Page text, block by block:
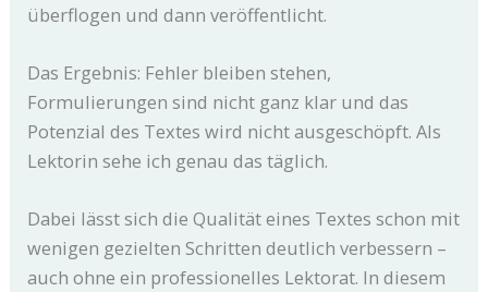
überflogen und dann veröffentlicht.
Das Ergebnis: Fehler bleiben stehen,
Formulierungen sind nicht ganz klar und das
Potenzial des Textes wird nicht ausgeschöpft. Als
Lektorin sehe ich genau das täglich.
Dabei lässt sich die Qualität eines Textes schon mit
wenigen gezielten Schritten deutlich verbessern –
auch ohne ein professionelles Lektorat. In diesem